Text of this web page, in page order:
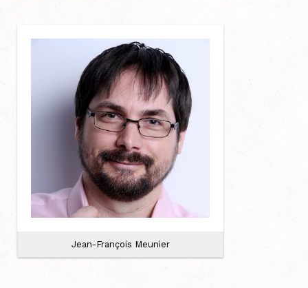
Jean-François Meunier